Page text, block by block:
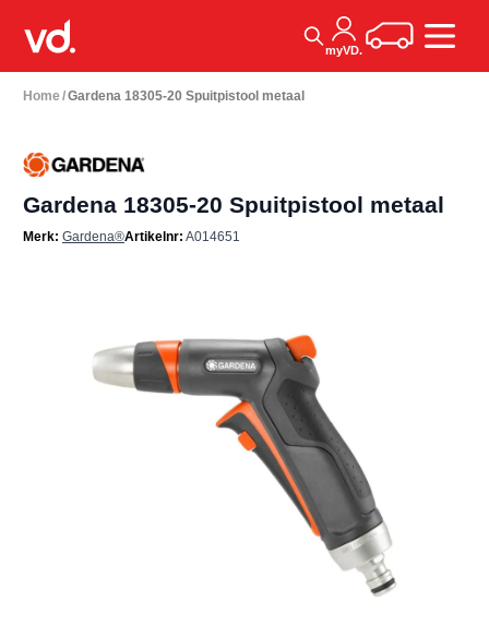
myVD.
Winkelwagen
Home /Gardena 18305-20 Spuitpistool metaal
Gardena 18305-20 Spuitpistool metaal
Merk: Gardena®Artikelnr: A014651